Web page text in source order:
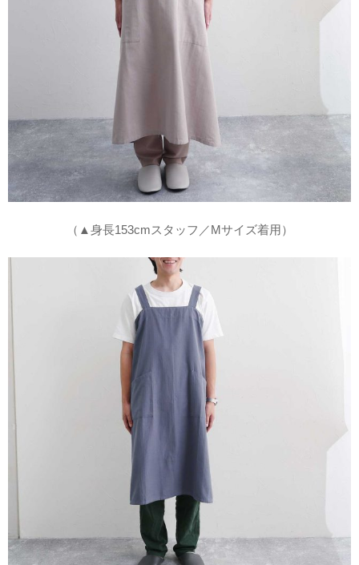
（▲身長153cmスタッフ／Mサイズ着用）